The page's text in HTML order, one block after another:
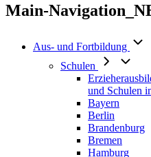
Main-
Aus- und Fortbildung
Schulen
und Schulen
Bayern
Berlin
Brandenburg
Bremen
Hamburg